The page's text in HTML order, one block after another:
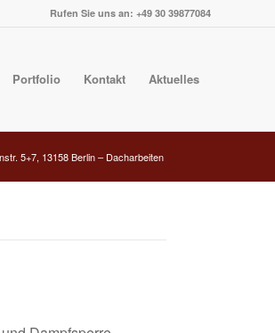
Rufen Sie uns an: +49 30 39877084
Portfolio Kontakt Aktuelles
5+7, 13158 Berlin – Dacharbeiten